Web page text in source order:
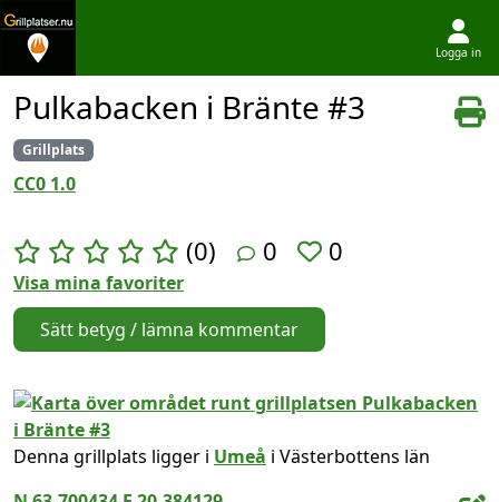
Logga in
Pulkabacken i Bränte #3
Grillplats
CC0 1.0
(0) 0 0
Visa mina favoriter
Sätt betyg / lämna kommentar
Denna grillplats ligger i Umeå i Västerbottens län